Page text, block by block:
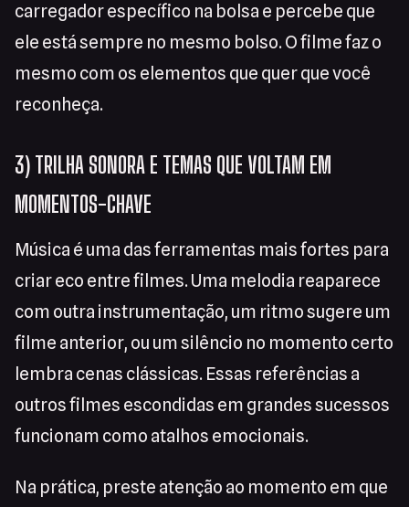
carregador específico na bolsa e percebe que
ele está sempre no mesmo bolso. O filme faz o
mesmo com os elementos que quer que você
reconheça.
3) TRILHA SONORA E TEMAS QUE VOLTAM EM
MOMENTOS-CHAVE
Música é uma das ferramentas mais fortes para
criar eco entre filmes. Uma melodia reaparece
com outra instrumentação, um ritmo sugere um
filme anterior, ou um silêncio no momento certo
lembra cenas clássicas. Essas referências a
outros filmes escondidas em grandes sucessos
funcionam como atalhos emocionais.
Na prática, preste atenção ao momento em que